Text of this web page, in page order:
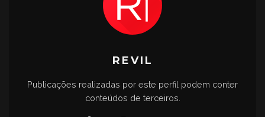
REVIL
Publicações realizadas por este perfil podem conter
conteúdos de terceiros.